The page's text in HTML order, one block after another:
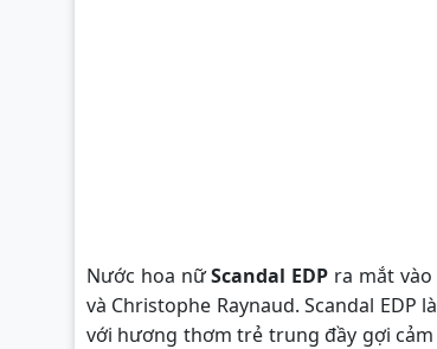
Nước hoa nữScandal EDP ra mắt vào
và Christophe Raynaud. Scandal
với hương thơm trẻ trung đầy gợi